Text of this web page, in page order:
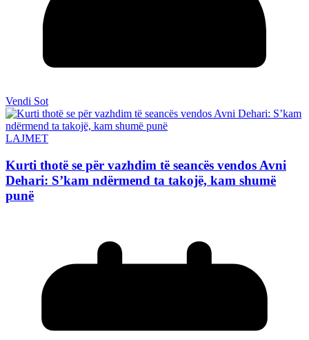
Vendi Sot
LAJMET
Kurti thotë se për vazhdim të seancës vendos Avni
Dehari: S’kam ndërmend ta takojë, kam shumë
punë